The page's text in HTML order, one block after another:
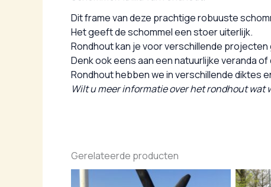
Dit frame van deze prachtige robuuste
Het geeft de schommel een stoer uiterlijk.
Rondhout kan je voor verschillende projecten
Denk ook eens aan een natuurlijke veranda
Rondhout hebben we in verschillende diktes
Wilt u meer informatie over het rondhout wat
Gerelateerde producten